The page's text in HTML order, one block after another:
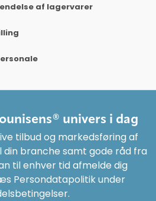
af lagervarer
univers i dag
tilbud og markedsføring af
branche samt gode råd fra
til enhver tid afmelde dig
Persondatapolitik under